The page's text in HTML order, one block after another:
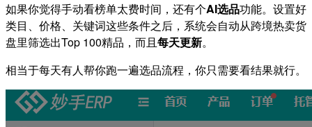
如果你觉得手动看榜单太费时间，还有个AI选品功能。设置好
类目、价格、关键词这些条件之后，系统会自动从跨境热卖货
盘里筛选出Top 100精品，而且每天更新。
相当于每天有人帮你跑一遍选品流程，你只需要看结果就行。